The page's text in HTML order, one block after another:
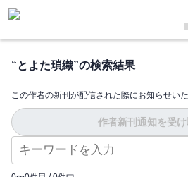
“とよた瑣織”の検索結果
この作者の新刊が配信された際にお知らせいた
作者新刊通知を受